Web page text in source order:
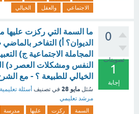
الاجتماعي
والعقل الخيالي
0
تصويتات
1
إجابة
ما السمة التي ركزت عليها
الديوان؟ أ) التفاخر
المجاملة الاجتماعية ج)
النفس ومشكلات العصر د)
الخيالي للطبيعة ؟ - مع
سُئل مايو 28 في تصنيف أسئلة تعليمية
مرشد تعليمي
السمة ركزت عليها
مدرسة